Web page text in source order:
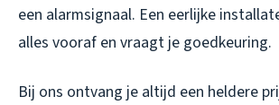
een alarmsignaal. Een eerlijke
alles vooraf en vraagt je goedkeuring.
Bij ons ontvang je altijd een heldere